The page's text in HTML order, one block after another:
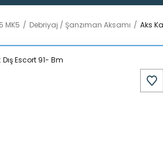
MK5 Debriyaj / Şanzıman Aksamı Aks